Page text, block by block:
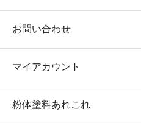
お問い合わせ
マイアカウント
粉体塗料あれこれ